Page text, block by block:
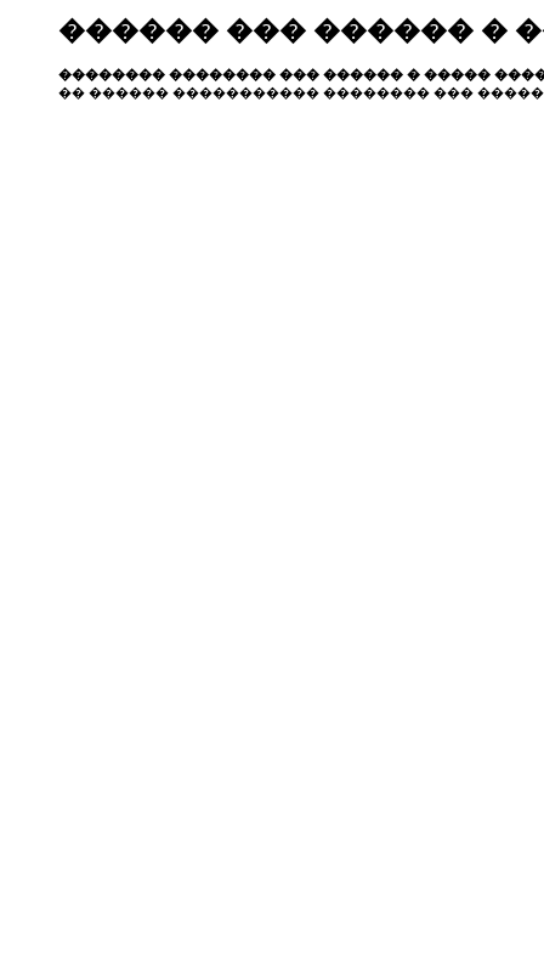
������ ��� ������ �
�������� �������� ��� ������ � �����
�� ������ ����������� �������� ���